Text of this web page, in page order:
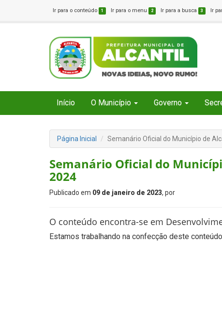
Ir para o conteúdo 1 Ir para o menu 2 Ir para a busca 3 Ir
Início O Município Governo
Página Inicial Semanário Oficial do Município de
Semanário Oficial do
2024
Publicado em 09 de janeiro de 2023, por
O conteúdo encontra-se em
Estamos trabalhando na confecção deste